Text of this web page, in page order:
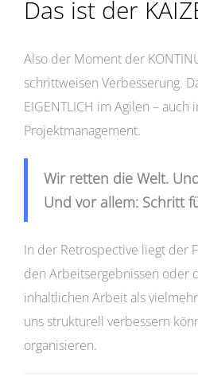
Das ist der
Also der Moment der
schrittweisen Verbesserung.
EIGENTLICH im Agilen – auch
Projektmanagement.
Wir retten die Welt.
Und vor allem: Schritt
In der Retrospective liegt der
den Arbeitsergebnissen oder
inhaltlichen Arbeit als
uns strukturell verbessern
organisieren.